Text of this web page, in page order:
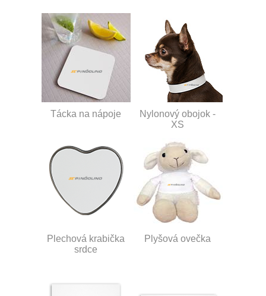
Tácka na nápoje
Nylonový obojok -
XS
Plechová krabička
srdce
Plyšová ovečka